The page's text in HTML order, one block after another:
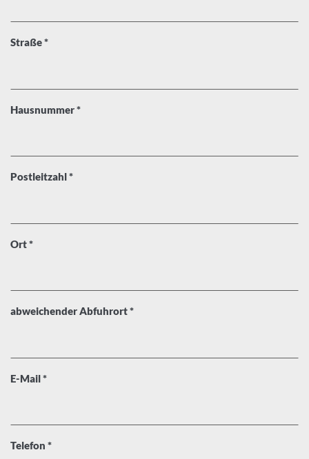
Straße*, erforderlich
Hausnummer*, erforderlich
Postleitzahl*, erforderlich
Ort*, erforderlich
abweichender Abfuhrort*, erforderlich
E-Mail*, erforderlich
Telefon *, erforderlich